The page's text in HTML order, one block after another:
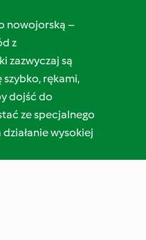
nowojorską –
z
zazwyczaj są
szybko, rękami,
dojść do
ze specjalnego
wysokiej